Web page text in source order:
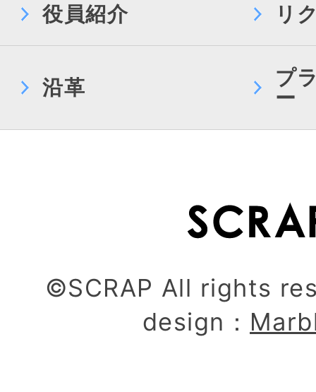
役員紹介 リ
沿革
プ
ー
©SCRAP All rights
design：